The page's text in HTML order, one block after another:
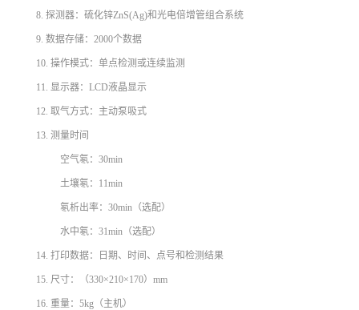
8. 探测器：硫化锌ZnS(Ag)和光电倍增管组合系统
9. 数据存储：2000个数据
10. 操作模式：单点检测或连续监测
11. 显示器：LCD液晶显示
12. 取气方式：主动泵吸式
13. 测量时间
空气氡：30min
土壤氡：11min
氡析出率：30min（选配）
水中氡：31min（选配）
14. 打印数据：日期、时间、点号和检测结果
15. 尺寸：（330×210×170）mm
16. 重量：5kg（主机）